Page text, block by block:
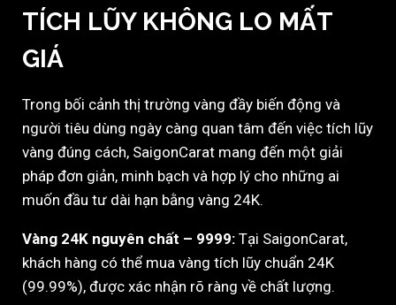
TÍCH LŨY KHÔNG LO MẤT
GIÁ
Trong bối cảnh thị trường vàng đầy biến động và
người tiêu dùng ngày càng quan tâm đến việc tích lũy
vàng đúng cách, SaigonCarat mang đến một giải
pháp đơn giản, minh bạch và hợp lý cho những ai
muốn đầu tư dài hạn bằng vàng 24K.
Vàng 24K nguyên chất – 9999: Tại SaigonCarat,
khách hàng có thể mua vàng tích lũy chuẩn 24K
(99.99%), được xác nhận rõ ràng về chất lượng.